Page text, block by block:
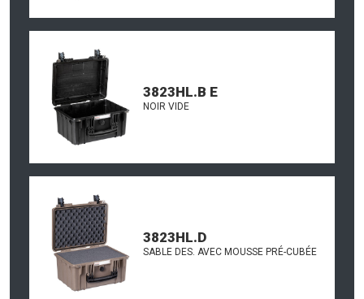
3823HL.B E
NOIR VIDE
3823HL.D
SABLE DES. AVEC MOUSSE PRÉ-CUBÉE